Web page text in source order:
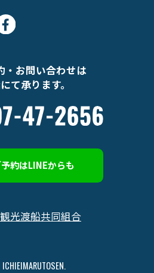
・お問い合わせは
て承ります。
約はLINEからも
光渡船共同組合